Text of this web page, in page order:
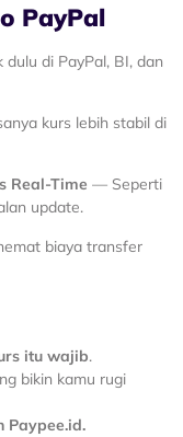
PayPal
di PayPal, BI, dan
kurs lebih stabil di
Real-Time — Seperti
update.
biaya transfer
itu wajib.
bikin kamu rugi
Paypee.id.